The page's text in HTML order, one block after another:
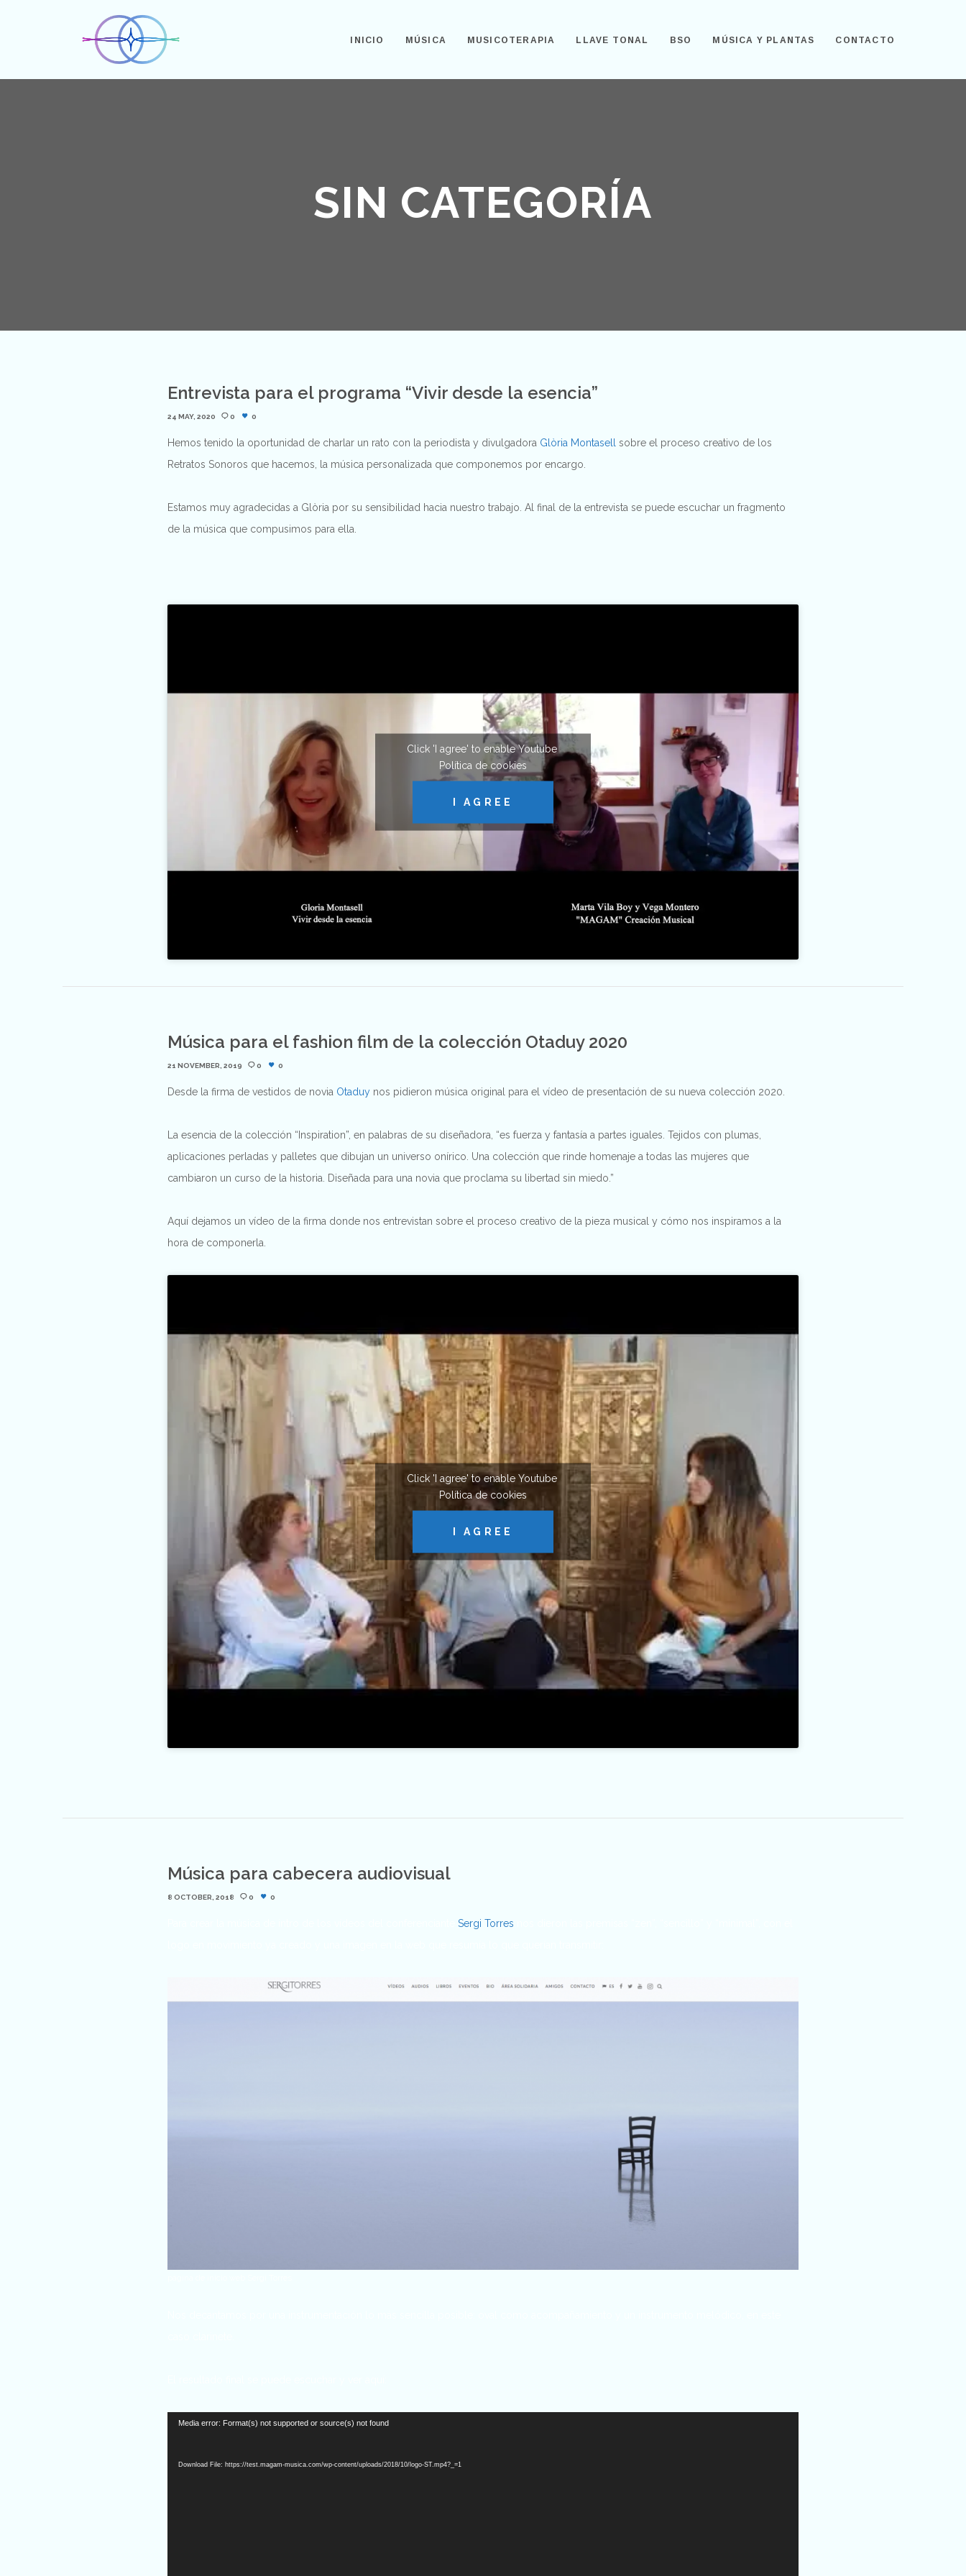
INICIO MÚSICA MUSICOTERAPIA LLAVE TONAL BSO MÚSICA Y PLANTAS CONTACTO
SIN CATEGORÍA
Entrevista para el programa “Vivir desde la esencia”
24 MAY, 2020 0 0
Hemos tenido la oportunidad de charlar un rato con la periodista y divulgadora Glòria Montasell
sobre el proceso creativo de los
Retratos Sonoros que hacemos, la música personalizada que componemos por encargo.
Estamos muy agradecidas a Glòria por su sensibilidad hacia nuestro trabajo. Al final de la entrevista se puede escuchar un fragmento
de la música que compusimos para ella.
Click 'I agree' to enable Youtube
Política de cookies
I AGREE
Música para el fashion film de la colección Otaduy 2020
21 NOVEMBER, 2019 0 0
Desde la firma de vestidos de novia Otaduy nos pidieron música original para el vídeo de presentación de su nueva colección 2020.
La esencia de la colección “Inspiration”, en palabras de su diseñadora, “es fuerza y fantasía a partes iguales. Tejidos con plumas,
aplicaciones perladas y palletes que dibujan un universo onírico. Una colección que rinde homenaje a todas las mujeres que
cambiaron un curso de la historia. Diseñada para una novia que proclama su libertad sin miedo.”
Aquí dejamos un vídeo de la firma donde nos entrevistan sobre el proceso creativo de la pieza musical y cómo nos inspiramos a la
hora de componerla.
Click 'I agree' to enable Youtube
Política de cookies
I AGREE
Música para cabecera audiovisual
8 OCTOBER, 2018 0 0
Sergi Torres
Video
Media error: Format(s) not supported or source(s) not found
Download File: https://test.magam-musica.com/wp-content/uploads/2018/10/logo-ST.mp4?_=1